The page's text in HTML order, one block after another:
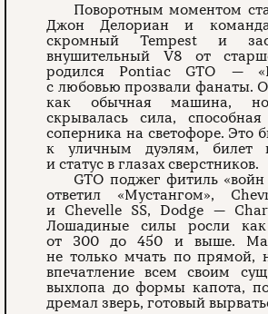
Поворотным моментом
Джон Делориан и
скромный Tempest и
внушительный V8 от
родился Pontiac GTO —
с любовью прозвали фанаты.
как обычная машина,
скрывалась сила,
соперника на светофоре. Это
к уличным дуэлям, билет
и статус в глазах сверстников.
GTO поджег фитиль
ответил «Мустангом»,
и Chevelle SS, Dodge —
Лошадиные силы росли
от 300 до 450 и выше.
не только мчать по прямой,
впечатление всем своим
выхлопа до формы капота,
дремал зверь, готовый